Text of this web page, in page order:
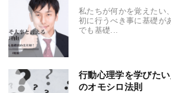
私たちが何かを覚えたい
初に行うべき事に基礎が
でも基礎...
行動心理学を学びた
のオモシロ法則